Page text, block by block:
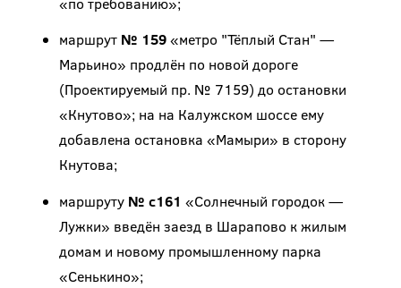
маршрут № 159«метро "Тёплый Стан" —
Марьино» продлён по новой дороге
(Проектируемый пр. № 7159) до остановки
«Кнутово»; на на Калужском шоссе ему
добавлена остановка «Мамыри» в сторону
Кнутова;
маршруту № с161 «Солнечный городок —
Лужки» введён заезд в Шарапово к жилым
домам и новому промышленному парка
«Сенькино»;